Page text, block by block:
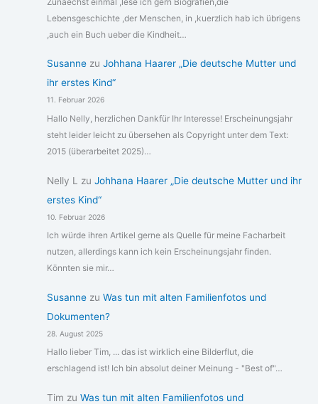
Lebensgeschichte ,der Menschen, in ,kuerzlich hab ich übrigens
,auch ein Buch ueber die Kindheit…
Susannezu Johhana Haarer „Die deutsche Mutter und
ihr erstes Kind“
11. Februar 2026
Hallo Nelly, herzlichen Dankfür Ihr Interesse! Erscheinungsjahr
steht leider leicht zu übersehen als Copyright unter dem Text:
2015 (überarbeitet 2025)…
Nelly L zu Johhana Haarer „Die deutsche Mutter und ihr
erstes Kind“
10. Februar 2026
Ich würde ihren Artikel gerne als Quelle für meine Facharbeit
nutzen, allerdings kann ich kein Erscheinungsjahr finden.
Könnten sie mir…
Susannezu Was tun mit alten Familienfotos und
Dokumenten?
28. August 2025
Hallo lieber Tim, ... das ist wirklich eine Bilderflut, die
erschlagend ist! Ich bin absolut deiner Meinung - "Best of"…
Tim zu Was tun mit alten Familienfotos und